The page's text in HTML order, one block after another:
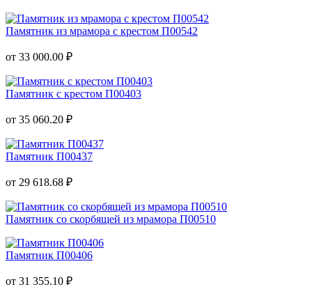
Памятник из мрамора с крестом П00542
от 33 000.00 ₽
Памятник с крестом П00403
от 35 060.20 ₽
Памятник П00437
от 29 618.68 ₽
Памятник со скорбящей из мрамора П00510
Памятник П00406
от 31 355.10 ₽